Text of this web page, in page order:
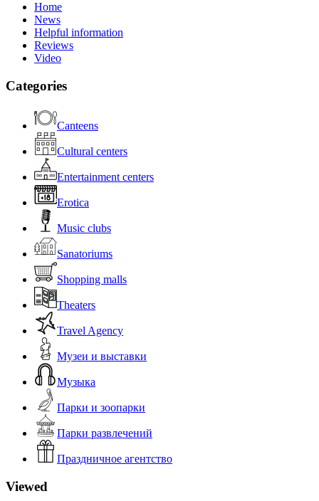
Home
News
Helpful information
Reviews
Video
Categories
Canteens
Cultural centers
Entertainment centers
Erotica
Music clubs
Sanatoriums
Shopping malls
Theaters
Travel Agency
Музеи и выставки
Музыка
Парки и зоопарки
Парки развлечений
Праздничное агентство
Viewed